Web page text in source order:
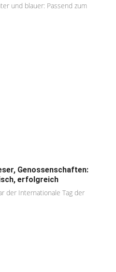
und blauer: Passend zum
Genossenschaften:
erfolgreich
der Internationale Tag der